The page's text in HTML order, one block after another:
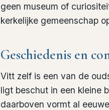
geen museum of
kerkelijke gemeenschap
Geschiedenis en
Vitt zelf is een van de
ligt beschut in een kleine
daarboven vormt al